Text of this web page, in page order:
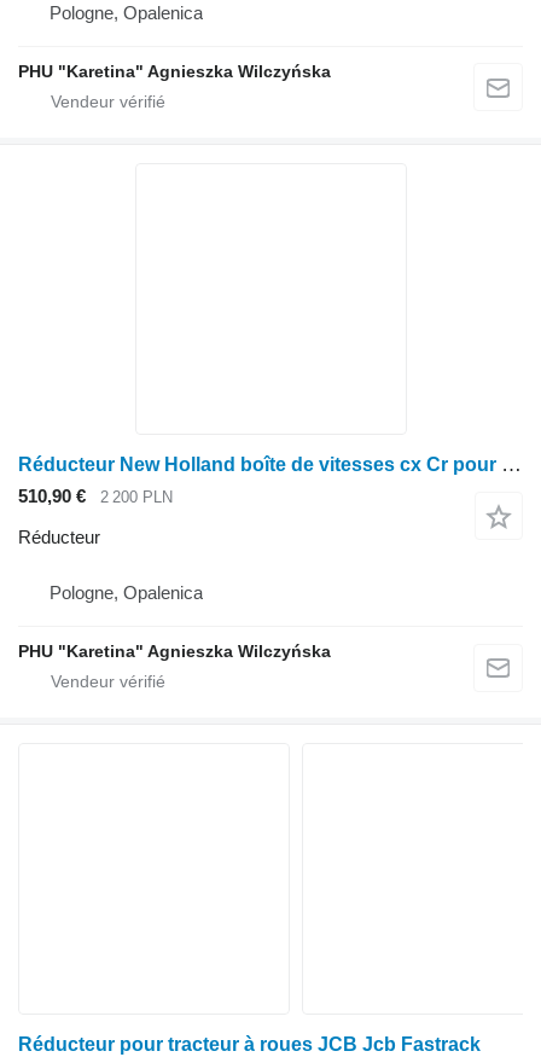
Pologne, Opalenica
PHU "Karetina" Agnieszka Wilczyńska
Réducteur New Holland boîte de vitesses cx Cr pour moissonneuse-batteuse New Holland cx
510,90 € 2 200 PLN
Réducteur
Pologne, Opalenica
PHU "Karetina" Agnieszka Wilczyńska
Réducteur pour tracteur à roues JCB Jcb Fastrack